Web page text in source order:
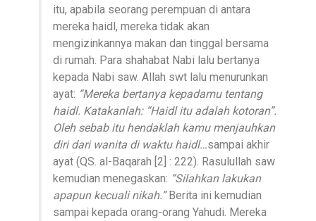
itu, apabila seorang perempuan di antara
mereka haidl, mereka tidak akan
mengizinkannya makan dan tinggal bersama
di rumah. Para shahabat Nabi lalu bertanya
kepada Nabi saw. Allah swt lalu menurunkan
ayat: “Mereka bertanya kepadamu tentang
haidl. Katakanlah: “Haidl itu adalah kotoran”.
Oleh sebab itu hendaklah kamu menjauhkan
diri dari wanita di waktu haidl…sampai akhir
ayat (QS. al-Baqarah [2] : 222). Rasulullah saw
kemudian menegaskan: “Silahkan lakukan
apapun kecuali nikah.”Berita ini kemudian
sampai kepada orang-orang Yahudi. Mereka